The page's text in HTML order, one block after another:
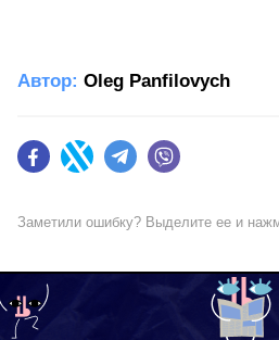
Автор: Oleg Panfilovych
FacebookTwitter Telegram
Заметили ошибку? Выделите ее и